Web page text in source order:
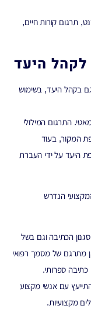
תרגום קורות חיים,
לקהל היעד
גם בקהל היעד, בשימוש
התרגום המילולי
המקור, בעוד
היעד על ידי העברת
הנדרש
הכתיבה וגם בשל
מתרגם של מסמך רפואי
ספרותי.
עם אנשי מקצוע
מקצועיות.